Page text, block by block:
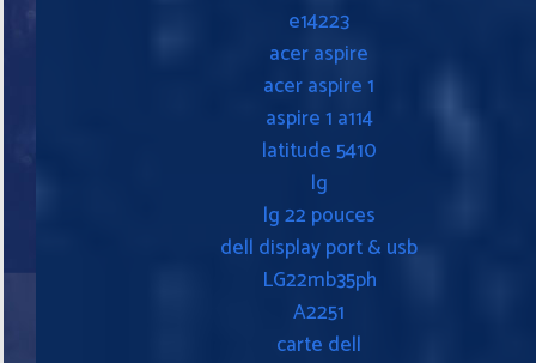
e14223
acer aspire
acer aspire 1
aspire 1 a114
latitude 5410
lg
lg 22 pouces
dell display port & usb
LG22mb35ph
A2251
carte dell